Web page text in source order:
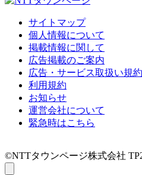
サイトマップ
個人情報について
掲載情報に関して
広告掲載のご案内
広告・サービス取扱い規約
利用規約
お知らせ
運営会社について
緊急時はこちら
©NTTタウンページ株式会社